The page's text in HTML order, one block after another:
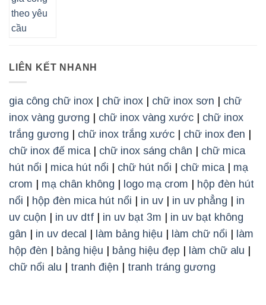
LIÊN KẾT NHANH
gia công chữ inox | chữ inox | chữ inox sơn | chữ
inox vàng gương | chữ inox vàng xước | chữ inox
trắng gương | chữ inox trắng xước | chữ inox đen |
chữ inox đế mica | chữ inox sáng chân | chữ mica
hút nổi | mica hút nổi | chữ hút nổi | chữ mica | mạ
crom | mạ chân không | logo mạ crom | hộp đèn hút
nổi | hộp đèn mica hút nổi | in uv | in uv phẳng | in
uv cuộn | in uv dtf | in uv bạt 3m | in uv bạt không
gân | in uv decal | làm bảng hiệu | làm chữ nổi | làm
hộp đèn | bảng hiệu | bảng hiệu đẹp | làm chữ alu |
chữ nổi alu | tranh điện | tranh tráng gương